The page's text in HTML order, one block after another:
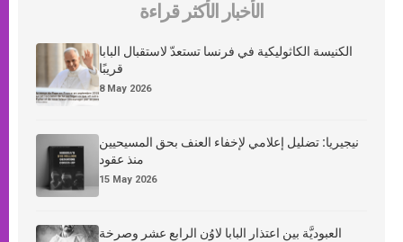
الأخبار الأكثر قراءة
الكنيسة الكاثوليكية في فرنسا تستعدّ لاستقبال البابا
قريبًا
8 May 2026
نيجيريا: تضليل إعلامي لإخفاء العنف بحق المسيحيين
منذ عقود
15 May 2026
العبوديَّة بين اعتذار البابا لاوُن الرابع عشر وصرخة